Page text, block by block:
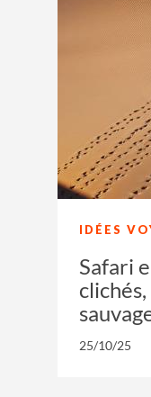
IDÉES
Safari
25/10/25